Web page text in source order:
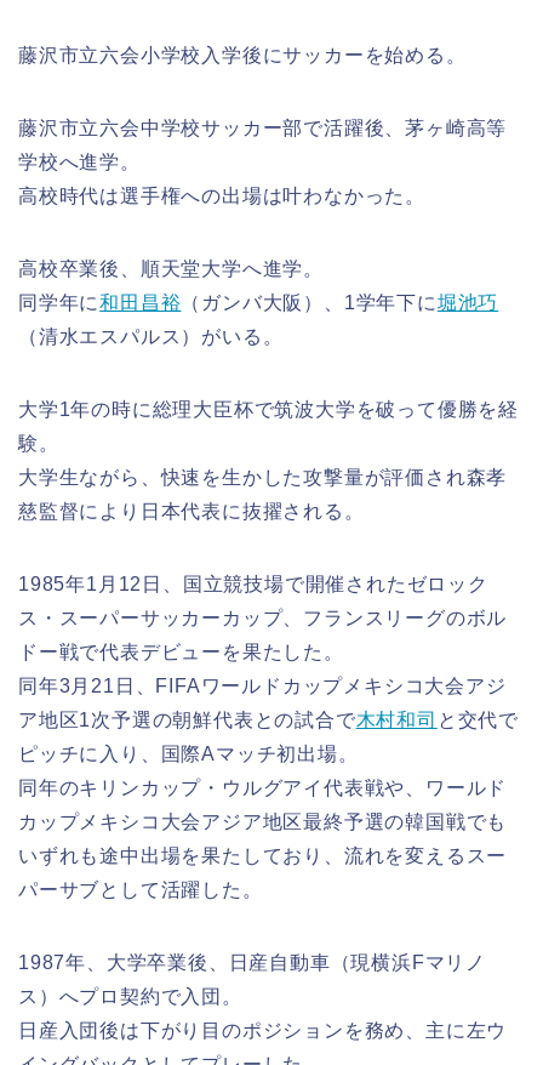
藤沢市立六会小学校入学後にサッカーを始める。
藤沢市立六会中学校サッカー部で活躍後、茅ヶ崎高等
学校へ進学。
高校時代は選手権への出場は叶わなかった。
高校卒業後、順天堂大学へ進学。
同学年に和田昌裕 （ガンバ大阪）、1学年下に堀池巧
（清水エスパルス）がいる。
大学1年の時に総理大臣杯で筑波大学を破って優勝を経
験。
大学生ながら、快速を生かした攻撃量が評価され森孝
慈監督により日本代表に抜擢される。
1985年1月12日、国立競技場で開催されたゼロック
ス・スーパーサッカーカップ、フランスリーグのボル
ドー戦で代表デビューを果たした。
同年3月21日、FIFAワールドカップメキシコ大会アジ
ア地区1次予選の朝鮮代表との試合で木村和司 と交代で
ピッチに入り、国際Aマッチ初出場。
同年のキリンカップ・ウルグアイ代表戦や、ワールド
カップメキシコ大会アジア地区最終予選の韓国戦でも
いずれも途中出場を果たしており、流れを変えるスー
パーサブとして活躍した。
1987年、大学卒業後、日産自動車（現横浜Fマリノ
ス）へプロ契約で入団。
日産入団後は下がり目のポジションを務め、主に左ウ